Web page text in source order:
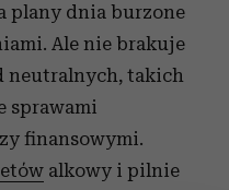
plany dnia burzone
Ale nie brakuje
neutralnych, takich
sprawami
finansowymi.
alkowy i pilnie